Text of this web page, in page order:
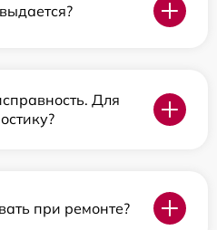
Для
при ремонте?